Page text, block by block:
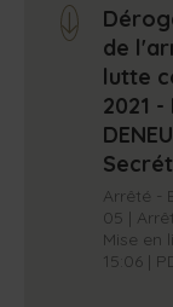
arrow_down
de
lutte
2021
Arrêté -
05 |
Mise en
15:06 |